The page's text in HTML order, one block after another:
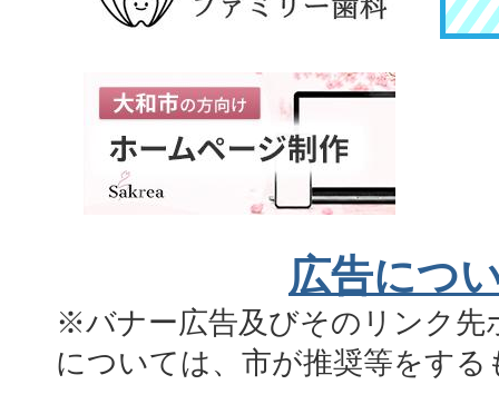
広告につ
※バナー広告及びそのリンク先
については、市が推奨等をす